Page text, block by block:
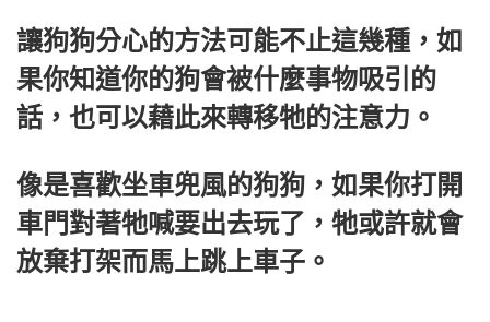
讓狗狗分心的方法可能不止這幾種，如
果你知道你的狗會被什麼事物吸引的
話，也可以藉此來轉移牠的注意力。
像是喜歡坐車兜風的狗狗，如果你打開
車門對著牠喊要出去玩了，牠或許就會
放棄打架而馬上跳上車子。